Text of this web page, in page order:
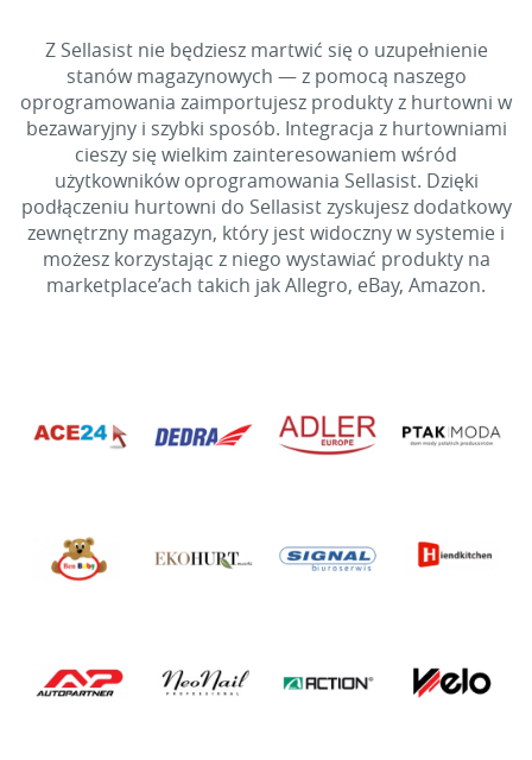
Z Sellasist nie będziesz martwić się o uzupełnienie
stanów magazynowych — z pomocą naszego
oprogramowania zaimportujesz produkty z hurtowni w
bezawaryjny i szybki sposób. Integracja z hurtowniami
cieszy się wielkim zainteresowaniem wśród
użytkowników oprogramowania Sellasist. Dzięki
podłączeniu hurtowni do Sellasist zyskujesz dodatkowy
zewnętrzny magazyn, który jest widoczny w systemie i
możesz korzystając z niego wystawiać produkty na
marketplace’ach takich jak Allegro, eBay, Amazon.